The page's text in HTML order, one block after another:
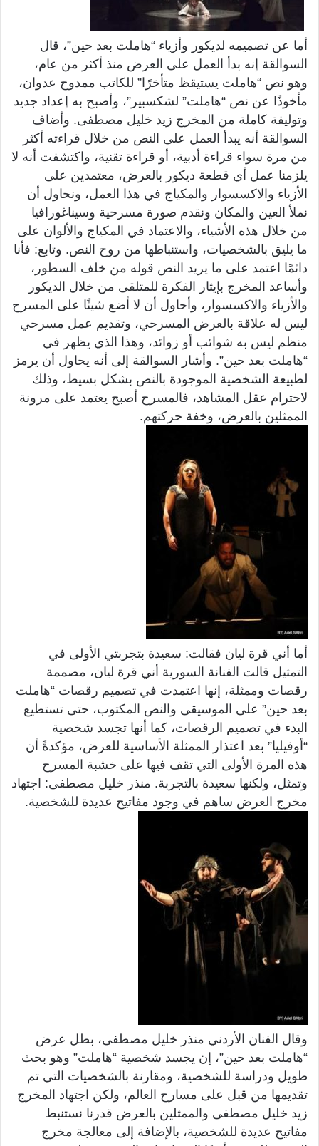
أما عن تصميمه لديكور وأزياء “هاملت بعد حين”، قال
السوالقة إنه بدأ العمل على العرض منذ أكثر من عام،
وهو نص “هاملت يستيقظ متأخرًا” للكاتب ممدوح عدوان،
مأخوذًا عن نص “هاملت” لشكسبير”، وأصبح به إعداد جديد
وتوليفة كاملة من المخرج زيد خليل مصطفى. وأضاف
السوالقة أنه يبدأ العمل على النص من خلال قراءته أكثر
من مرة سواء قراءة أدبية، أو قراءة تقنية، واكتشفت أنه لا
يلزمنا عمل أي قطعة ديكور بالعرض، معتمدين على
الأزياء والاكسسوار والمكياج في هذا العمل، ونحاول أن
نملأ العين والمكان ونقدم صورة مسرحية وسيناغورافيا
من خلال هذه الأشياء، والاعتماد في المكياج والألوان على
ما يليق بالشخصيات، واستنباطها من روح النص. وتابع: فأنا
دائمًا اعتمد على ما يريد النص قوله من خلف السطور،
وأساعد المخرج بإيثار الفكرة للمتلقى من خلال الديكور
والأزياء والاكسسوار، وأحاول أن لا أضع شيئًا على المسرح
ليس له علاقة بالعرض المسرحي، وتقديم عمل مسرحي
منظم ليس به شوائب أو زوائد، وهذا الذي يظهر في
“هاملت بعد حين”. وأشار السوالقة إلى أنه يحاول أن يرمز
لطبيعة الشخصية الموجودة بالنص بشكل بسيط، وذلك
لاحترام عقل المشاهد، فالمسرح أصبح يعتمد على مرونة
الممثلين بالعرض، وخفة حركتهم.
أما أني قرة ليان فقالت: سعيدة بتجربتي الأولى في
التمثيل قالت الفنانة السورية أني قرة ليان، مصممة
رقصات وممثلة، إنها اعتمدت في تصميم رقصات “هاملت
بعد حين” على الموسيقى والنص المكتوب، حتى تستطيع
البدء في تصميم الرقصات، كما أنها تجسد شخصية
“أوفيليا” بعد اعتذار الممثلة الأساسية للعرض، مؤكدةً أن
هذه المرة الأولى التي تقف فيها على خشبة المسرح
وتمثل، ولكنها سعيدة بالتجربة. منذر خليل مصطفى: اجتهاد
مخرج العرض ساهم في وجود مفاتيح عديدة للشخصية.
وقال الفنان الأردني منذر خليل مصطفى، بطل عرض
“هاملت بعد حين”، إن يجسد شخصية “هاملت” وهو بحث
طويل ودراسة للشخصية، ومقارنة بالشخصيات التي تم
تقديمها من قبل على مسارح العالم، ولكن اجتهاد المخرج
زيد خليل مصطفى والممثلين بالعرض قدرنا نستنبط
مفاتيح عديدة للشخصية، بالإضافة إلى معالجة مخرج